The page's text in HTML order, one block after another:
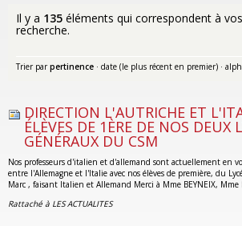
Il y a 135 éléments qui correspondent à
recherche.
Trier par pertinence · date (le plus récent en premier) ·
DIRECTION L'AUTRICHE ET
ÉLÈVES DE 1ÈRE DE NOS DEUX
GÉNÉRAUX DU CSM
Nos professeurs d'italien et d'allemand sont actuellement en
entre l'Allemagne et l'Italie avec nos élèves de première, du
Marc , faisant Italien et Allemand Merci à Mme BEYNEIX, Mme
Rattaché à LES ACTUALITES